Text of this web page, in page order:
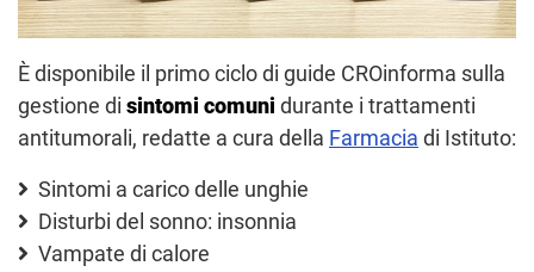
È disponibile il primo ciclo di guide CROinforma sulla
gestione di sintomi comuni durante i trattamenti
antitumorali, redatte a cura della Farmacia di Istituto:
Sintomi a carico delle unghie
Disturbi del sonno: insonnia
Vampate di calore